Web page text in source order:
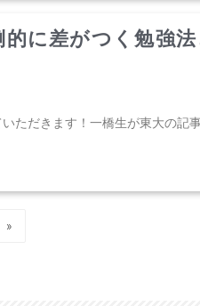
的に差がつく勉強
ただきます！一橋生が東大の記
»